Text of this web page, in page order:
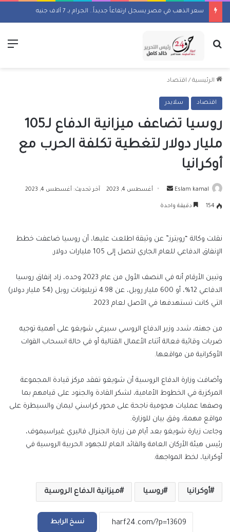
سعر الذهب في مصر يسجل ارتفاعاً جديداً.. الجرام بـ 7 آلاف جنيه
بحث عن
الرئيسية / اقتصاد
اقتصاد سلايدر
روسيا تضاعف ميزانية الدفاع لـ105
مليار دولار لتغطية تكلفة الحرب مع
أوكرانيا
Eslam kamal
أرسل أغسطس 4, 2023 آخر تحديث: أغسطس 4, 2023
154 دقيقة واحدة
نقلت وكالة “رويترز” عن وثيقة اطلعت عليها، أن روسيا ضاعفت خطط
الإنفاق الدفاعي للعام الجاري لتصل إلى 105 مليارات دولار.
وتبين الأرقام أنه في النصف الأول من عام 2023 وحده، زاد إنفاق روسيا
الدفاعي 12%، أو 600 مليار روبل، عن 4.98 تريليونات روبل (54 مليار دولار)
التي كانت تستهدفها في الأصل لعام 2023.
من جهته، شدد وزير الدفاع الروسي سيرغي شويغو على أهمية توجيه
ضربات وقائية فعالة أثناء الأعمال القتالية أو في حالة انسحاب القوات
الأوكرانية من مواقعها.
وأضافت وزارة الدفاع الروسية أن شويغو تفقد مركز قيادة المجموعة
المركزية في الخطوط الأمامية، لشكر القادة والجنود على قيامهم بما
وصفها عمليات هجومية ناجحة على محور كراسني ليمان والسيطرة على
مواقع مهمة، وفق بيان للوزارة.
وجاءت زيارة شويغو بعد أيام من زيارة الجنرال فاليري غيراسيموف،
رئيس هيئة الأركان العامة والقائد العام للجهود الحربية الروسية في
أوكرانيا، لخط المواجهة.
أوكرانيا روسيا ميزانية الدفاع الروسية
نسخ الرابط